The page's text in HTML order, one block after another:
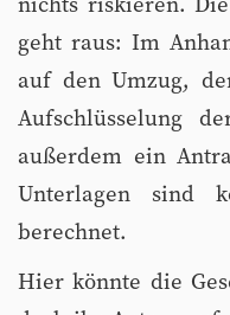
geht raus: Im
auf den Umzug,
Aufschlüsselung
außerdem ein
Unterlagen sind
berechnet.
Hier könnte die